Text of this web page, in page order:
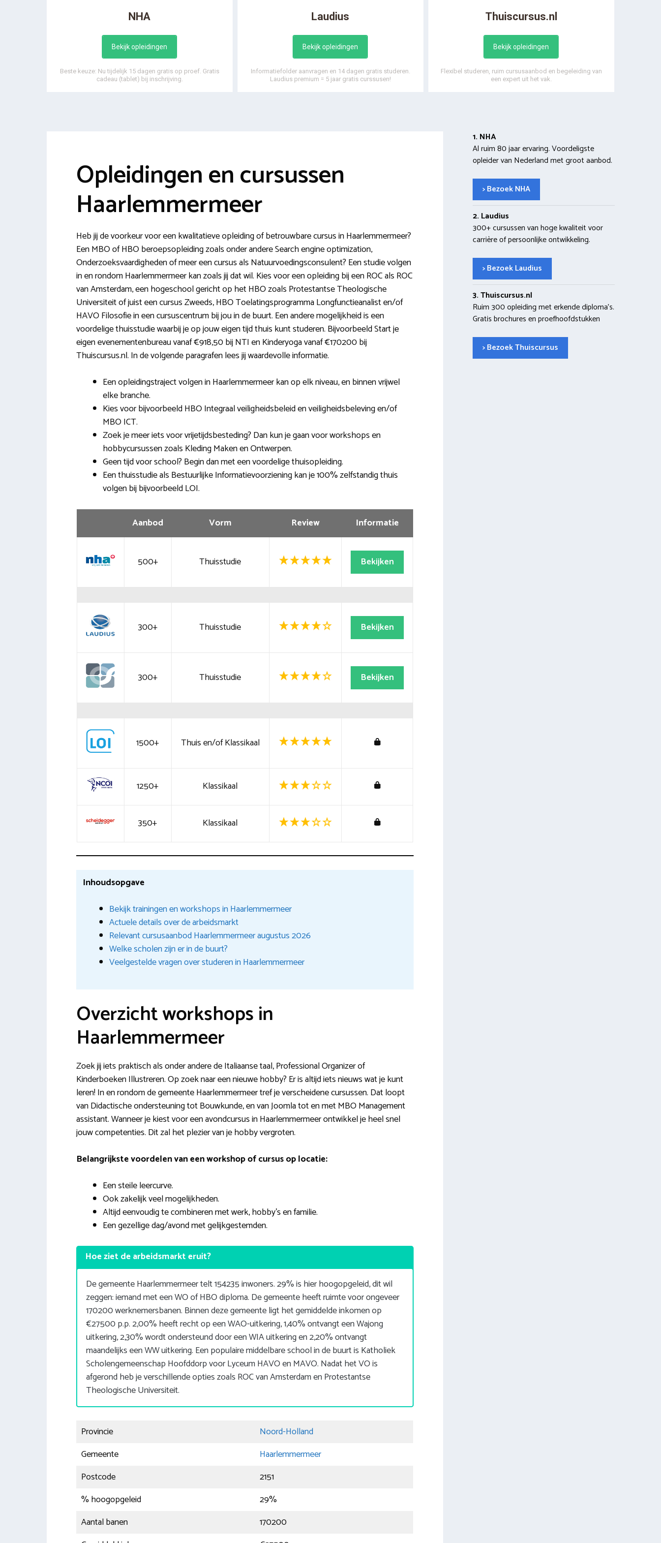
NHA
Bekijk opleidingen
Beste keuze: Nu tijdelijk 15 dagen gratis op proef. Gratis
cadeau (tablet) bij inschrijving.
Laudius
Bekijk opleidingen
Informatiefolder aanvragen en 14 dagen gratis studeren.
Laudius premium = 5 jaar gratis curssusen!
Thuiscursus.nl
Bekijk opleidingen
Flexibel studeren, ruim cursusaanbod en begeleiding van
een expert uit het vak.
Opleidingen en cursussen
Haarlemmermeer
Heb jij de voorkeur voor een kwalitatieve opleiding of betrouwbare cursus in Haarlemmermeer?
Een MBO of HBO beroepsopleiding zoals onder andere Search engine optimization,
Onderzoeksvaardigheden of meer een cursus als Natuurvoedingsconsulent? Een studie volgen
in en rondom Haarlemmermeer kan zoals jij dat wil. Kies voor een opleiding bij een ROC als ROC
van Amsterdam, een hogeschool gericht op het HBO zoals Protestantse Theologische
Universiteit of juist een cursus Zweeds, HBO Toelatingsprogramma Longfunctieanalist en/of
HAVO Filosofie in een cursuscentrum bij jou in de buurt. Een andere mogelijkheid is een
voordelige thuisstudie waarbij je op jouw eigen tijd thuis kunt studeren. Bijvoorbeeld Start je
eigen evenementenbureau vanaf €918,50 bij NTI en Kinderyoga vanaf €170200 bij
Thuiscursus.nl. In de volgende paragrafen lees jij waardevolle informatie.
Een opleidingstraject volgen in Haarlemmermeer kan op elk niveau, en binnen vrijwel
elke branche.
Kies voor bijvoorbeeld HBO Integraal veiligheidsbeleid en veiligheidsbeleving en/of
MBO ICT.
Zoek je meer iets voor vrijetijdsbesteding? Dan kun je gaan voor workshops en
hobbycursussen zoals Kleding Maken en Ontwerpen.
Geen tijd voor school? Begin dan met een voordelige thuisopleiding.
Een thuisstudie als Bestuurlijke Informatievoorziening kan je 100% zelfstandig thuis
volgen bij bijvoorbeeld LOI.
Aanbod Vorm Review Informatie
500+ Thuisstudie Bekijken
300+ Thuisstudie Bekijken
300+ Thuisstudie Bekijken
1500+ Thuis en/of Klassikaal
1250+ Klassikaal
350+ Klassikaal
Inhoudsopgave
Bekijk trainingen en workshops in Haarlemmermeer
Actuele details over de arbeidsmarkt
Relevant cursusaanbod Haarlemmermeer augustus 2026
Welke scholen zijn er in de buurt?
Veelgestelde vragen over studeren in Haarlemmermeer
Overzicht workshops in
Haarlemmermeer
Zoek jij iets praktisch als onder andere de Italiaanse taal, Professional Organizer of
Kinderboeken Illustreren. Op zoek naar een nieuwe hobby? Er is altijd iets nieuws wat je kunt
leren! In en rondom de gemeente Haarlemmermeer tref je verscheidene cursussen. Dat loopt
van Didactische ondersteuning tot Bouwkunde, en van Joomla tot en met MBO Management
assistant. Wanneer je kiest voor een avondcursus in Haarlemmermeer ontwikkel je heel snel
jouw competenties. Dit zal het plezier van je hobby vergroten.
Belangrijkste voordelen van een workshop of cursus op locatie:
Een steile leercurve.
Ook zakelijk veel mogelijkheden.
Altijd eenvoudig te combineren met werk, hobby’s en familie.
Een gezellige dag/avond met gelijkgestemden.
Hoe ziet de arbeidsmarkt eruit?
De gemeente Haarlemmermeer telt 154235 inwoners. 29% is hier hoogopgeleid, dit wil
zeggen: iemand met een WO of HBO diploma. De gemeente heeft ruimte voor ongeveer
170200 werknemersbanen. Binnen deze gemeente ligt het gemiddelde inkomen op
€27500 p.p. 2,00% heeft recht op een WAO-uitkering, 1,40% ontvangt een Wajong
uitkering, 2,30% wordt ondersteund door een WIA uitkering en 2,20% ontvangt
maandelijks een WW uitkering. Een populaire middelbare school in de buurt is Katholiek
Scholengemeenschap Hoofddorp voor Lyceum HAVO en MAVO. Nadat het VO is
afgerond heb je verschillende opties zoals ROC van Amsterdam en Protestantse
Theologische Universiteit.
Provincie
Noord-Holland
Gemeente
Haarlemmermeer
Postcode
2151
% hoogopgeleid
29%
Aantal banen
170200
1. NHA
Al ruim 80 jaar ervaring. Voordeligste
opleider van Nederland met groot aanbod.
> Bezoek NHA
2. Laudius
300+ cursussen van hoge kwaliteit voor
carrière of persoonlijke ontwikkeling.
> Bezoek Laudius
3. Thuiscursus.nl
Ruim 300 opleiding met erkende diploma’s.
Gratis brochures en proefhoofdstukken
> Bezoek Thuiscursus